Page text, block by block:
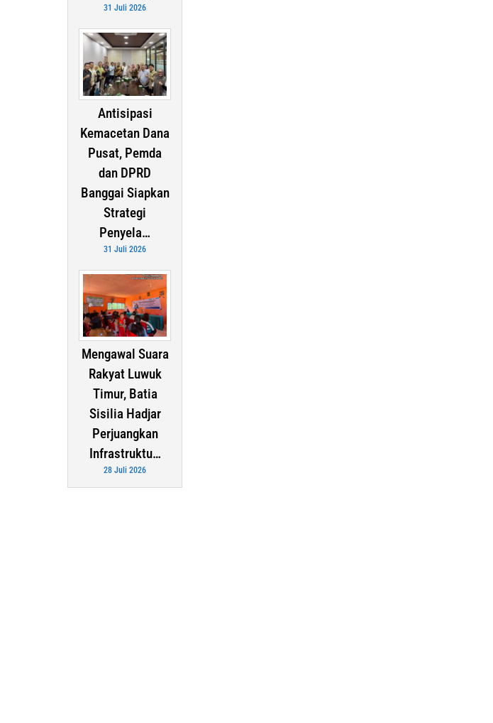
31 Juli 2026
Antisipasi
Kemacetan Dana
Pusat, Pemda
dan DPRD
Banggai Siapkan
Strategi
Penyela…
31 Juli 2026
Mengawal Suara
Rakyat Luwuk
Timur, Batia
Sisilia Hadjar
Perjuangkan
Infrastruktu…
28 Juli 2026